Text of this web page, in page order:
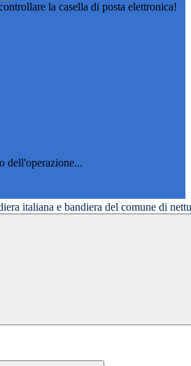
la casella di posta elettronica!
dell'operazione...